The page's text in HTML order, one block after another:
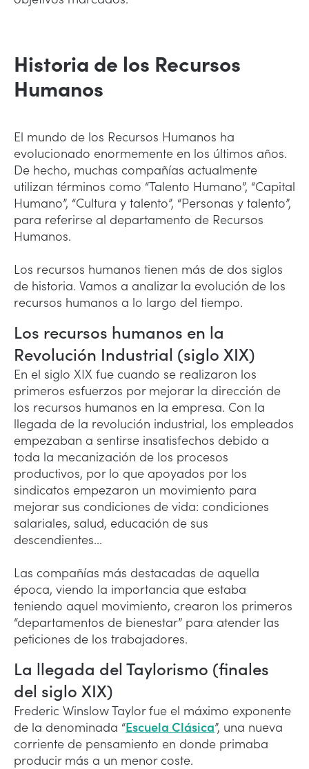
Historia de los Recursos
Humanos
El mundo de los Recursos Humanos ha
evolucionado enormemente en los últimos años.
De hecho, muchas compañías actualmente
utilizan términos como “Talento Humano”, “Capital
Humano”, “Cultura y talento”, “Personas y talento”,
para referirse al departamento de Recursos
Humanos.
Los recursos humanos tienen más de dos siglos
de historia. Vamos a analizar la evolución de los
recursos humanos a lo largo del tiempo.
Los recursos humanos en la
Revolución Industrial (siglo XIX)
En el siglo XIX fue cuando se realizaron los
primeros esfuerzos por mejorar la dirección de
los recursos humanos en la empresa. Con la
llegada de la revolución industrial, los empleados
empezaban a sentirse insatisfechos debido a
toda la mecanización de los procesos
productivos, por lo que apoyados por los
sindicatos empezaron un movimiento para
mejorar sus condiciones de vida: condiciones
salariales, salud, educación de sus
descendientes...
Las compañías más destacadas de aquella
época, viendo la importancia que estaba
teniendo aquel movimiento, crearon los primeros
“departamentos de bienestar” para atender las
peticiones de los trabajadores.
La llegada del Taylorismo (finales
del siglo XIX)
Frederic Winslow Taylor fue el máximo exponente
de la denominada “Escuela Clásica”, una nueva
corriente de pensamiento en donde primaba
producir más a un menor coste.